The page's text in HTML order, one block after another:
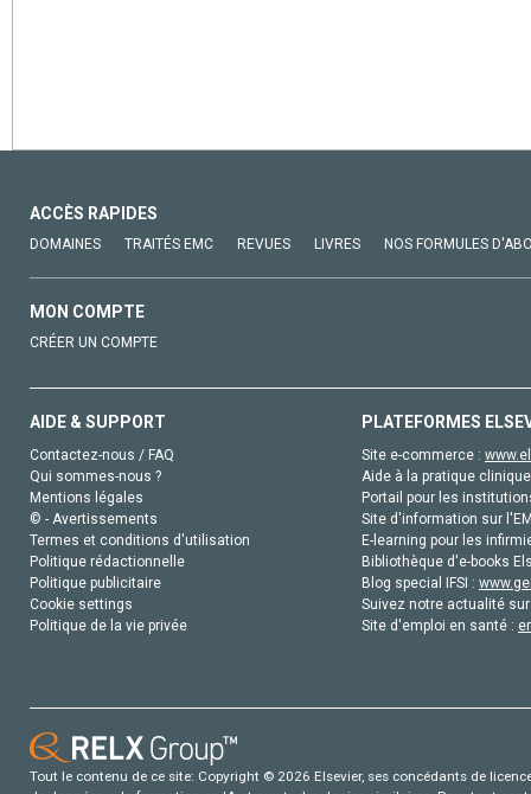
ACCÈS RAPIDES
DOMAINES TRAITÉS EMC REVUES LIVRES NOS FORMULES
MON COMPTE
CRÉER UN COMPTE
AIDE & SUPPORT
Contactez-nous / FAQ
Qui sommes-nous ?
Mentions légales
© - Avertissements
Termes et conditions d'utilisation
Politique rédactionnelle
Politique publicitaire
Cookie settings
Politique de la vie privée
PLATEFORMES
Site e-commerce :
Aide à la pratique
Portail pour les
Site d'information sur
E-learning pour les
Bibliothèque d'e-books
Blog special IFSI :
Suivez notre actualité
Site d'emploi en santé :
Tout le contenu de ce site: Copyright © 2026 Elsevier, ses concédants de